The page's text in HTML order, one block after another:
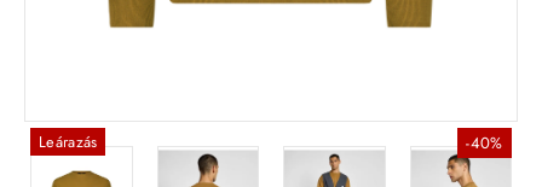
Leárazás -40%